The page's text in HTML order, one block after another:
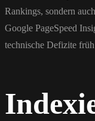
Rankings, sondern
Google PageSpeed
technische Defizite